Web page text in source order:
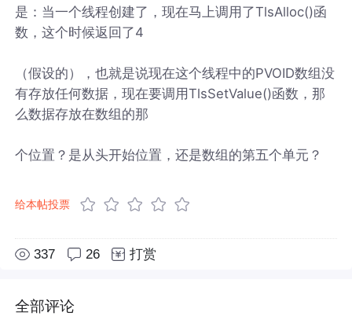
是：当一个线程创建了，现在马上调用了TlsAlloc()函
数，这个时候返回了4
（假设的），也就是说现在这个线程中的PVOID数组没
有存放任何数据，现在要调用TlsSetValue()函数，那
么数据存放在数组的那
个位置？是从头开始位置，还是数组的第五个单元？
给本帖投票
337 26 打赏
全部评论